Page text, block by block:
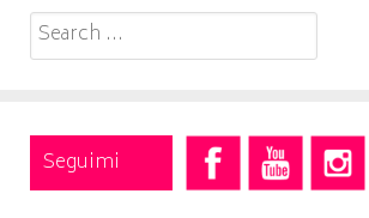
Search
for:
Seguimi